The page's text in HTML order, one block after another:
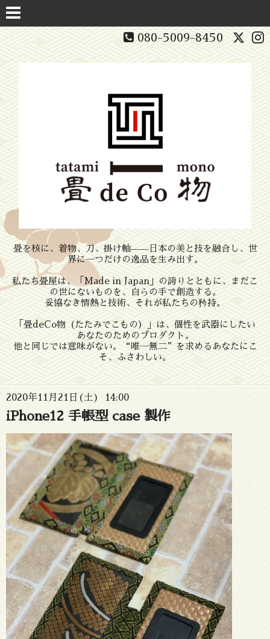
080-5009-8450
畳を核に、着物、刀、掛け軸——日本の美と技を融合し、世
界に一つだけの逸品を生み出す。
私たち畳屋は、「Made in Japan」の誇りとともに、まだこ
の世にないものを、自らの手で創造する。
妥協なき情熱と技術、それが私たちの矜持。
「畳deCo物（たたみでこもの）」は、個性を武器にしたい
あなたのためのプロダクト。
他と同じでは意味がない。“唯一無二”を求めるあなたにこ
そ、ふさわしい。
2020年11月21日(土) 14:00
iPhone12 手帳型 case 製作